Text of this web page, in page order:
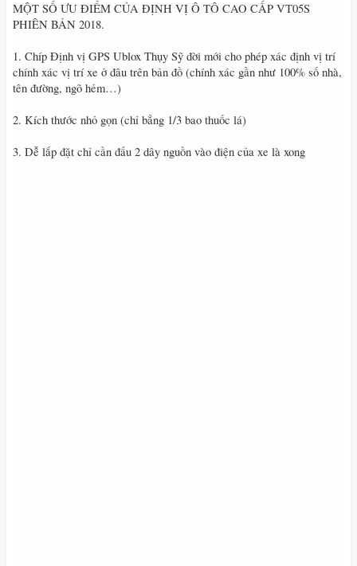
MỘT SỐ ƯU ĐIỂM CỦA ĐỊNH VỊ Ô TÔ CAO CẤP VT05S
PHIÊN BẢN 2018.
1. Chíp Định vị GPS Ublox Thụy Sỹ đời mới cho phép xác định vị trí
chính xác vị trí xe ở đâu trên bản đồ (chính xác gần như 100% số nhà,
tên đường, ngõ hẻm…)
2. Kích thước nhỏ gọn (chỉ bẳng 1/3 bao thuốc lá)
3. Dễ lắp đặt chỉ cần đấu 2 dây nguồn vào điện của xe là xong